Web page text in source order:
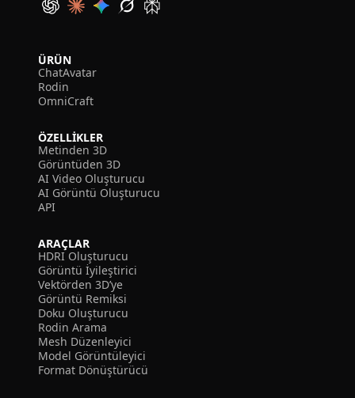
ÜRÜN
ChatAvatar
Rodin
OmniCraft
ÖZELLIKLER
Metinden 3D
Görüntüden 3D
AI Video Oluşturucu
AI Görüntü Oluşturucu
API
ARAÇLAR
HDRI Oluşturucu
Görüntü İyileştirici
Vektörden 3D’ye
Görüntü Remiksi
Doku Oluşturucu
Rodin Arama
Mesh Düzenleyici
Model Görüntüleyici
Format Dönüştürücü